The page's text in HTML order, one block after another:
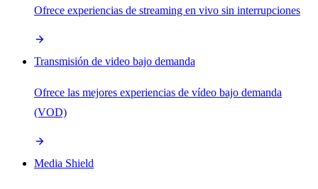
Ofrece experiencias de streaming en vivo sin interrupciones
Transmisión de video bajo demanda
Ofrece las mejores experiencias de vídeo bajo demanda
(VOD)
Media Shield